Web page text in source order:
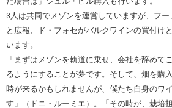
3人は共同でメゾンを運営していますが、フ
と広報、ド・フォセがバルクワインの買付け
います。
「まずはメゾンを軌道に乗せ、会社を辞めて
るようにすることが夢です。そして、畑を購
時が来るかもしれませんが、僕たち自身のワ
す」（ドニ・ルーミエ）。「その時が、栽培